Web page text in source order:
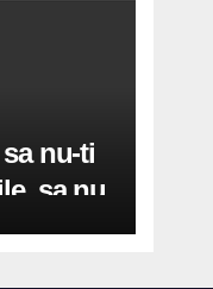
nu-ti
sa nu
sau sa